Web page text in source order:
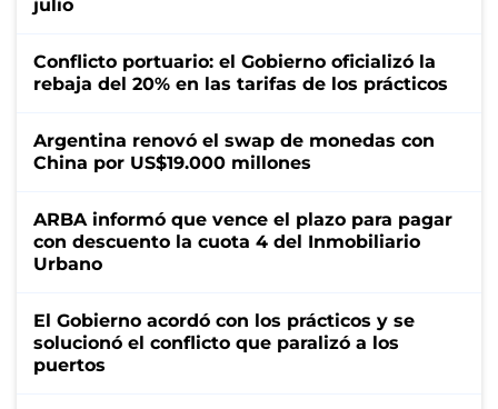
julio
Conflicto portuario: el Gobierno oficializó la
rebaja del 20% en las tarifas de los prácticos
Argentina renovó el swap de monedas con
China por US$19.000 millones
ARBA informó que vence el plazo para pagar
con descuento la cuota 4 del Inmobiliario
Urbano
El Gobierno acordó con los prácticos y se
solucionó el conflicto que paralizó a los
puertos